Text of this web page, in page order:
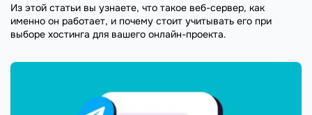
Из этой статьи вы узнаете, что такое веб-сервер, как
именно он работает, и почему стоит учитывать его при
выборе хостинга для вашего онлайн-проекта.